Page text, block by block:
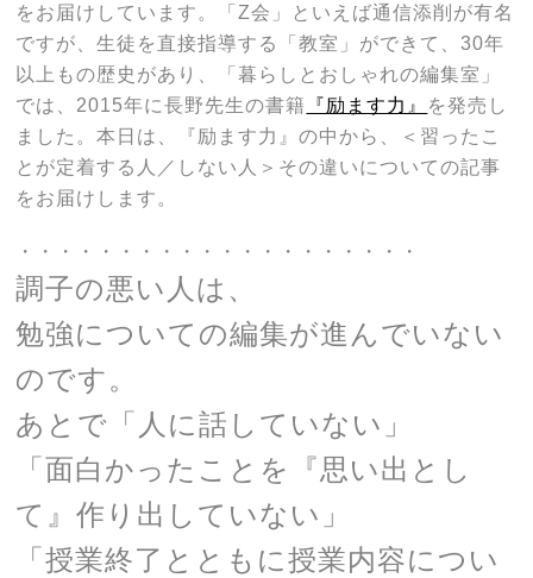
をお届けしています。「Z会」といえば通信添削が有名
ですが、生徒を直接指導する「教室」ができて、30年
以上もの歴史があり、「暮らしとおしゃれの編集室」
では、2015年に長野先生の書籍 『励ます力』 を発売し
ました。本日は、『励ます力』の中から、＜習ったこ
とが定着する人／しない人＞その違いについての記事
をお届けします。
・・・・・・・・・・・・・・・・・・・・
調子の悪い人は、
勉強についての編集が進んでいない
のです。
あとで「人に話していない」
「面白かったことを『思い出とし
て』作り出していない」
「授業終了とともに授業内容につい